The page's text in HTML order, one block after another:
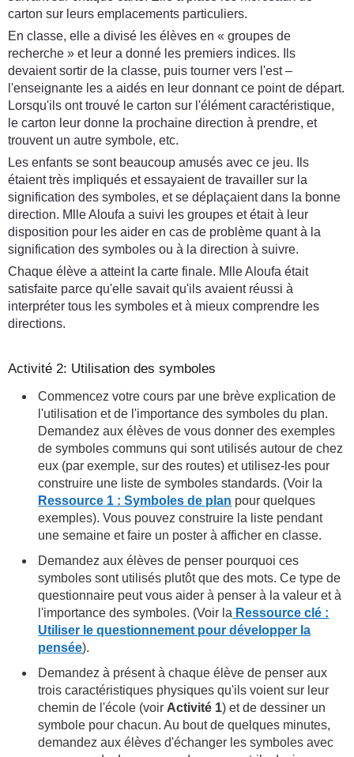
carton sur leurs emplacements particuliers.
En classe, elle a divisé les élèves en « groupes de
recherche » et leur a donné les premiers indices. Ils
devaient sortir de la classe, puis tourner vers l'est –
l'enseignante les a aidés en leur donnant ce point de départ.
Lorsqu'ils ont trouvé le carton sur l'élément caractéristique,
le carton leur donne la prochaine direction à prendre, et
trouvent un autre symbole, etc.
Les enfants se sont beaucoup amusés avec ce jeu. Ils
étaient très impliqués et essayaient de travailler sur la
signification des symboles, et se déplaçaient dans la bonne
direction. Mlle Aloufa a suivi les groupes et était à leur
disposition pour les aider en cas de problème quant à la
signification des symboles ou à la direction à suivre.
Chaque élève a atteint la carte finale. Mlle Aloufa était
satisfaite parce qu'elle savait qu'ils avaient réussi à
interpréter tous les symboles et à mieux comprendre les
directions.
Activité 2: Utilisation des symboles
Commencez votre cours par une brève explication de
l'utilisation et de l'importance des symboles du plan.
Demandez aux élèves de vous donner des exemples
de symboles communs qui sont utilisés autour de chez
eux (par exemple, sur des routes) et utilisez-les pour
construire une liste de symboles standards. (Voir la
Ressource 1 : Symboles de plan pour quelques
exemples). Vous pouvez construire la liste pendant
une semaine et faire un poster à afficher en classe.
Demandez aux élèves de penser pourquoi ces
symboles sont utilisés plutôt que des mots. Ce type de
questionnaire peut vous aider à penser à la valeur et à
l'importance des symboles. (Voir la Ressource clé :
Utiliser le questionnement pour développer la
pensée).
Demandez à présent à chaque élève de penser aux
trois caractéristiques physiques qu'ils voient sur leur
chemin de l'école (voir Activité 1) et de dessiner un
symbole pour chacun. Au bout de quelques minutes,
demandez aux élèves d'échanger les symboles avec